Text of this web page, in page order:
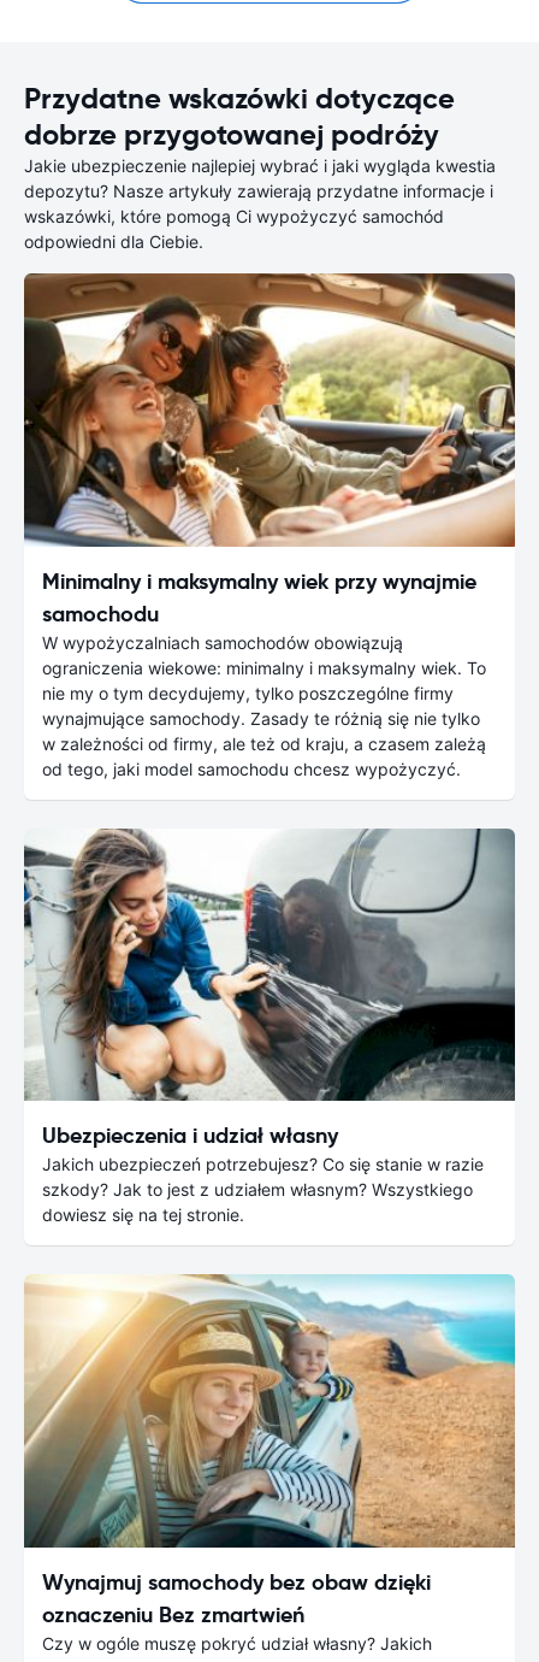
Przydatne wskazówki dotyczące
dobrze przygotowanej podróży
Jakie ubezpieczenie najlepiej wybrać i jaki wygląda kwestia
depozytu? Nasze artykuły zawierają przydatne informacje i
wskazówki, które pomogą Ci wypożyczyć samochód
odpowiedni dla Ciebie.
Minimalny i maksymalny wiek przy wynajmie
samochodu
W wypożyczalniach samochodów obowiązują
ograniczenia wiekowe: minimalny i maksymalny wiek. To
nie my o tym decydujemy, tylko poszczególne firmy
wynajmujące samochody. Zasady te różnią się nie tylko
w zależności od firmy, ale też od kraju, a czasem zależą
od tego, jaki model samochodu chcesz wypożyczyć.
Ubezpieczenia i udział własny
Jakich ubezpieczeń potrzebujesz? Co się stanie w razie
szkody? Jak to jest z udziałem własnym? Wszystkiego
dowiesz się na tej stronie.
Wynajmuj samochody bez obaw dzięki
oznaczeniu Bez zmartwień
Czy w ogóle muszę pokryć udział własny? Jakich